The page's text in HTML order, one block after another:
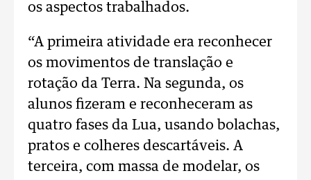
os aspectos trabalhados.
“A primeira atividade era reconhecer
os movimentos de translação e
rotação da Terra. Na segunda, os
alunos fizeram e reconheceram as
quatro fases da Lua, usando bolachas,
pratos e colheres descartáveis. A
terceira, com massa de modelar, os